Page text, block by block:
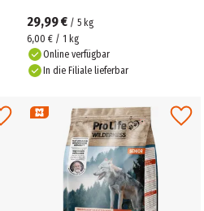
29,99 € / 5 kg
6,00 € / 1 kg
Online verfügbar
In die Filiale lieferbar